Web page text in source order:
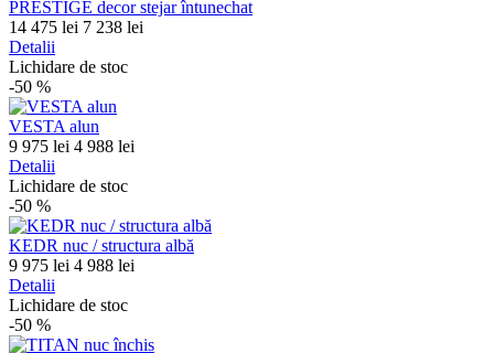
PRESTIGE decor stejar întunechat
14 475 lei 7 238 lei
Detalii
Lichidare de stoc
-50 %
VESTA alun
9 975 lei 4 988 lei
Detalii
Lichidare de stoc
-50 %
KEDR nuc / structura albă
9 975 lei 4 988 lei
Detalii
Lichidare de stoc
-50 %